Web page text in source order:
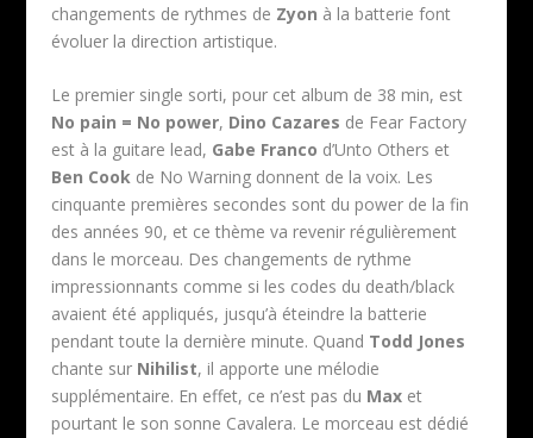
changements de rythmes de Zyon à la batterie font
évoluer la direction artistique.
Le premier single sorti, pour cet album de 38 min, est
No pain = No power, Dino Cazares de Fear Factory
est à la guitare lead, Gabe Franco d’Unto Others et
Ben Cookde No Warning donnent de la voix. Les
cinquante premières secondes sont du power de la fin
des années 90, et ce thème va revenir régulièrement
dans le morceau. Des changements de rythme
impressionnants comme si les codes du death/black
avaient été appliqués, jusqu’à éteindre la batterie
pendant toute la dernière minute. Quand Todd Jones
chante sur Nihilist, il apporte une mélodie
supplémentaire. En effet, ce n’est pas du Maxet
pourtant le son sonne Cavalera. Le morceau est dédié